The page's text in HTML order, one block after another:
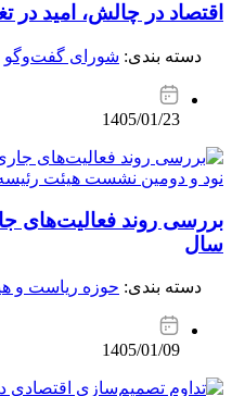
اقتصاد در چالش، امید در
دسته بندی: شورای گفت‌وگو
1405/01/23
نود و دومین نشست هیئت رئیسه
بررسی روند فعالیت‌های
سال
دسته بندی: حوزه ریاست و
1405/01/09